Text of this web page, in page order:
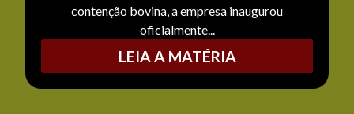
contenção bovina, a empresa inaugurou
oficialmente...
LEIA A MATÉRIA